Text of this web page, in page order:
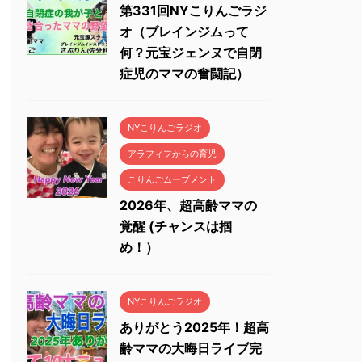
第331回NYこりんごラジ
オ（ブレインジムって
何？元宝ジェンヌで自閉
症児のママの奮闘記）
NYこりんごラジオ
アラフィフからの育児
こりんごムーブメント
2026年、超高齢ママの
覚醒 (チャンスは掴
め！）
NYこりんごラジオ
ありがとう2025年！超高
齢ママの大晦日ライブ完